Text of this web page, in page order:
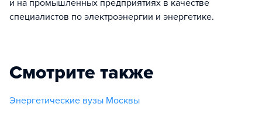
и на промышленных предприятиях в качестве
специалистов по электроэнергии и энергетике.
Смотрите также
Энергетические вузы Москвы